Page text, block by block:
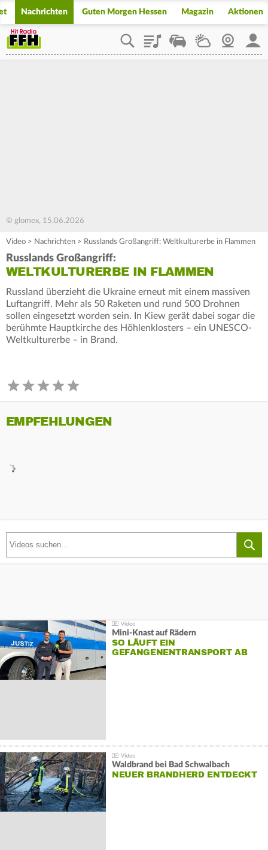
Nachrichten Guten Morgen Hessen Magazin Aktionen
PlaylistStaupilotWetterWebcam
© glomex, 15.06.2026
Video > Nachrichten > Russlands Großangriff: Weltkulturerbe in Flammen
Russlands Großangriff:
WELTKULTURERBE IN FLAMMEN
Russland überzieht die Ukraine erneut mit einem massiven
Luftangriff. Mehr als 50 Raketen und rund 500 Drohnen
sollen eingesetzt worden sein. In Kiew gerät dabei sogar die
berühmte Hauptkirche des Höhlenklosters – ein UNESCO-
Weltkulturerbe – in Brand.
EMPFEHLUNGEN
Mini-Knast auf Rädern
SO LÄUFT EIN
GEFANGENENTRANSPORT AB
Waldbrand bei Bad Schwalbach
NEUER BRANDHERD ENTDECKT